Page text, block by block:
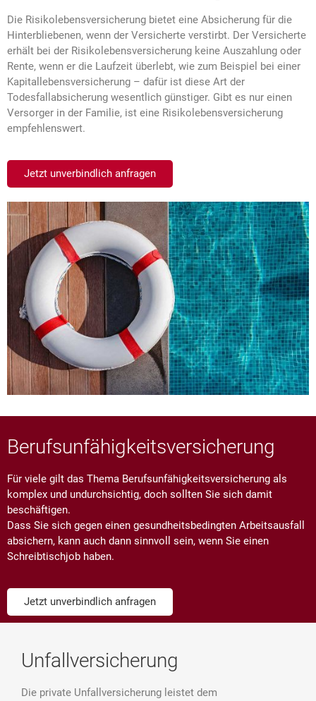
Die Risikolebensversicherung bietet eine Absicherung für die
Hinterbliebenen, wenn der Versicherte verstirbt. Der Versicherte
erhält bei der Risikolebensversicherung keine Auszahlung oder
Rente, wenn er die Laufzeit überlebt, wie zum Beispiel bei einer
Kapitallebensversicherung – dafür ist diese Art der
Todesfallabsicherung wesentlich günstiger. Gibt es nur einen
Versorger in der Familie, ist eine Risikolebensversicherung
empfehlenswert.
Jetzt unverbindlich anfragen
Berufsunfähigkeitsversicherung
Für viele gilt das Thema Berufsunfähigkeitsversicherung als
komplex und undurchsichtig, doch sollten Sie sich damit
beschäftigen.
Dass Sie sich gegen einen gesundheitsbedingten Arbeitsausfall
absichern, kann auch dann sinnvoll sein, wenn Sie einen
Schreibtischjob haben.
Jetzt unverbindlich anfragen
Unfallversicherung
Die private Unfallversicherung leistet dem